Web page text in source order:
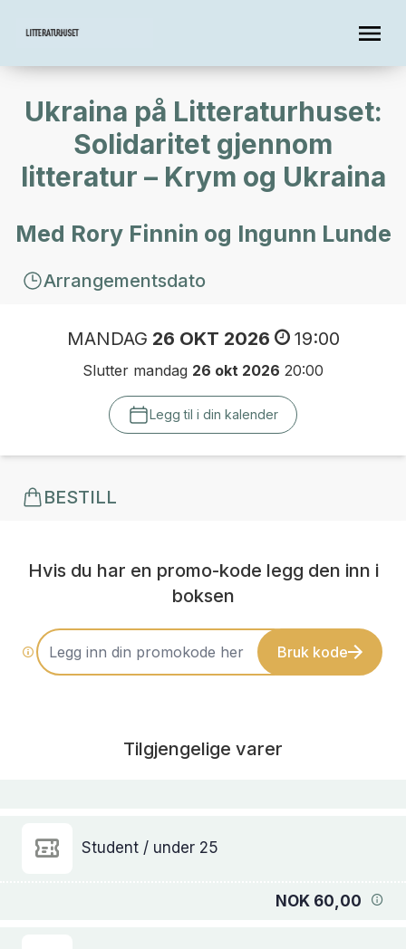
Ukraina på Litteraturhuset:
Solidaritet gjennom
litteratur – Krym og Ukraina
Med Rory Finnin og Ingunn Lunde
Arrangementsdato
MANDAG 26 OKT 2026 19:00
Slutter mandag 26 okt 2026 20:00
Legg til i din kalender
BESTILL
Hvis du har en promo-kode legg den inn i
boksen
Bruk kode
Tilgjengelige varer
Student / under 25
NOK 60,00